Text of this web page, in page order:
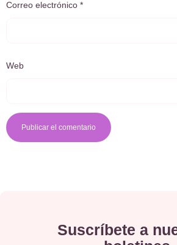
Correo electrónico *
Web
Suscríbete a